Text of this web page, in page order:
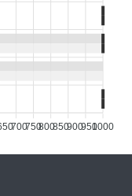
1000
950
900
850
800
750
700